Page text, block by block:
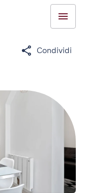
Condividi